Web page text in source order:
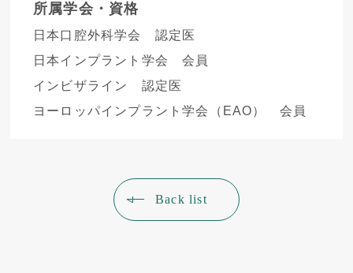
所属学会・資格
日本口腔外科学会 認定医
日本インプラント学会 会員
インビザライン 認定医
ヨーロッパインプラント学会（EAO） 会員
Back list